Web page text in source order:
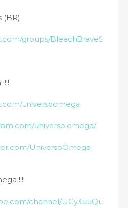
(BR)
groups/BleachBraveS
universoomega
universo.omega/
UniversoOmega
!!!!
channel/UCy3uuQu